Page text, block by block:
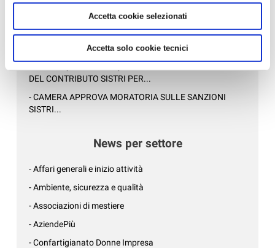
Accetta cookie selezionati
Accetta solo cookie tecnici
- TARI - TASSA RIFIUTI, SCADENZA 31 MAGGIO 2021:
DUE VIDEOCONFERENZE INF...
- HERA : VADEMECUM CONFERIMENTI C/O CENTRI DI
DEL CONTRIBUTO SISTRI PER...
- CAMERA APPROVA MORATORIA SULLE SANZIONI
SISTRI...
News per settore
- Affari generali e inizio attività
- Ambiente, sicurezza e qualità
- Associazioni di mestiere
- AziendePiù
- Confartigianato Donne Impresa